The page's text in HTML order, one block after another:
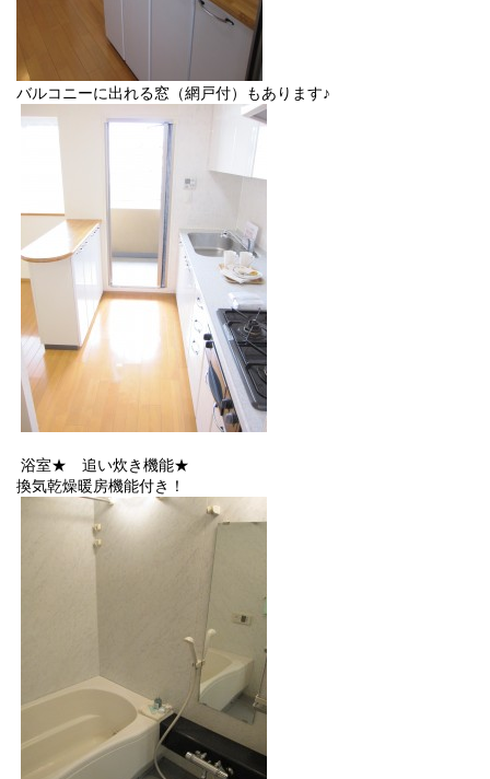
バルコニーに出れる窓（網戸付）もあります♪
浴室★ 追い炊き機能★
換気乾燥暖房機能付き！